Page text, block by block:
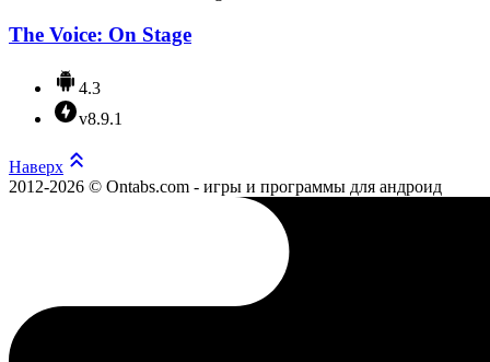
The Voice: On Stage
4.3
v8.9.1
Наверх
2012-2026 © Ontabs.com - игры и программы для андроид